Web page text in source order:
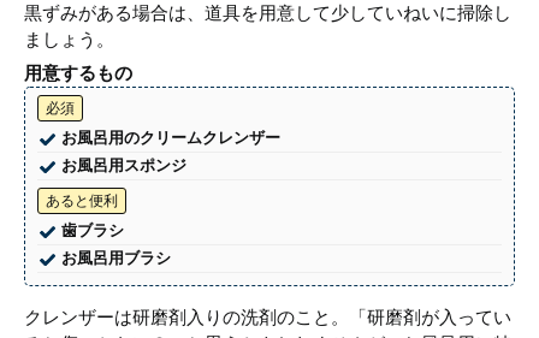
黒ずみがある場合は、道具を用意して少していねいに掃除し
ましょう。
用意するもの
必須
お風呂用のクリームクレンザー
お風呂用スポンジ
あると便利
歯ブラシ
お風呂用ブラシ
クレンザーは研磨剤入りの洗剤のこと。「研磨剤が入ってい